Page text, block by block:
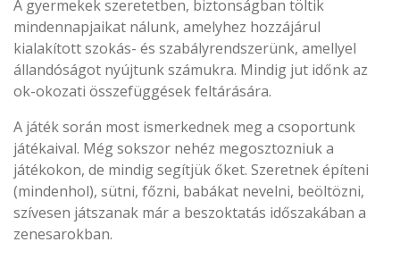
A gyermekek szeretetben, biztonságban töltik
mindennapjaikat nálunk, amelyhez hozzájárul
kialakított szokás- és szabályrendszerünk, amellyel
állandóságot nyújtunk számukra. Mindig jut időnk az
ok-okozati összefüggések feltárására.
A játék során most ismerkednek meg a csoportunk
játékaival. Még sokszor nehéz megosztozniuk a
játékokon, de mindig segítjük őket. Szeretnek építeni
(mindenhol), sütni, főzni, babákat nevelni, beöltözni,
szívesen játszanak már a beszoktatás időszakában a
zenesarokban.